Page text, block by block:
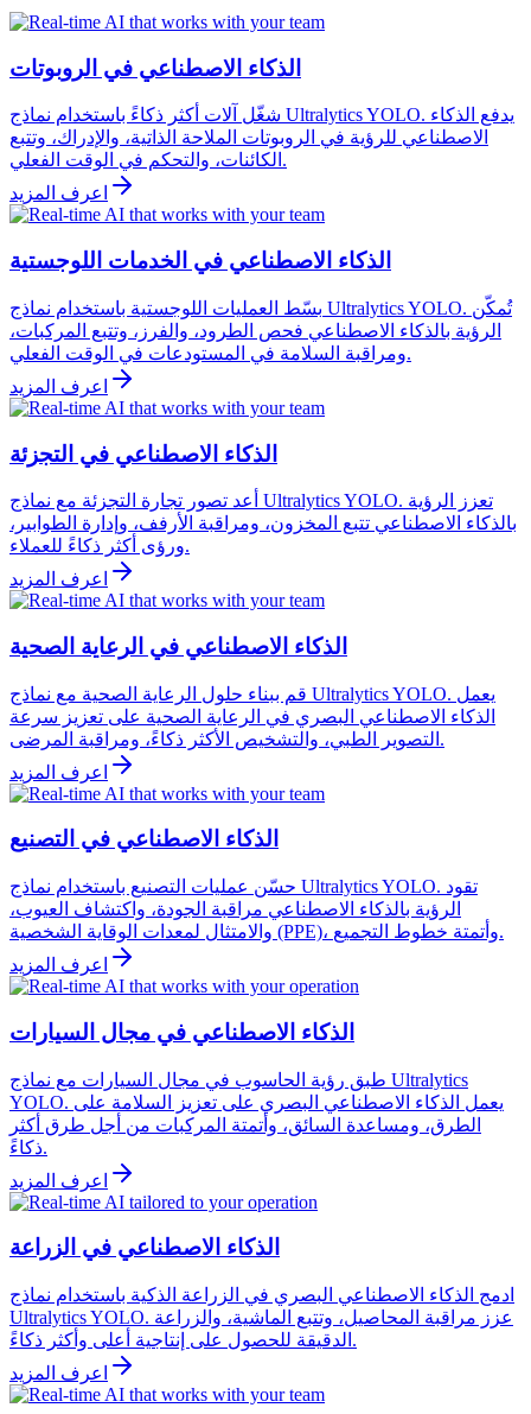
الذكاء الاصطناعي في الروبوتات
شغّل آلات أكثر ذكاءً باستخدام نماذج Ultralytics YOLO. يدفع الذكاء
الاصطناعي للرؤية في الروبوتات الملاحة الذاتية، والإدراك، وتتبع
الكائنات، والتحكم في الوقت الفعلي.
اعرف المزيد
الذكاء الاصطناعي في الخدمات اللوجستية
بسّط العمليات اللوجستية باستخدام نماذج Ultralytics YOLO. تُمكّن
الرؤية بالذكاء الاصطناعي فحص الطرود، والفرز، وتتبع المركبات،
ومراقبة السلامة في المستودعات في الوقت الفعلي.
اعرف المزيد
الذكاء الاصطناعي في التجزئة
أعد تصور تجارة التجزئة مع نماذج Ultralytics YOLO. تعزز الرؤية
بالذكاء الاصطناعي تتبع المخزون، ومراقبة الأرفف، وإدارة الطوابير،
ورؤى أكثر ذكاءً للعملاء.
اعرف المزيد
الذكاء الاصطناعي في الرعاية الصحية
قم ببناء حلول الرعاية الصحية مع نماذج Ultralytics YOLO. يعمل
الذكاء الاصطناعي البصري في الرعاية الصحية على تعزيز سرعة
التصوير الطبي، والتشخيص الأكثر ذكاءً، ومراقبة المرضى.
اعرف المزيد
الذكاء الاصطناعي في التصنيع
حسّن عمليات التصنيع باستخدام نماذج Ultralytics YOLO. تقود
الرؤية بالذكاء الاصطناعي مراقبة الجودة، واكتشاف العيوب،
والامتثال لمعدات الوقاية الشخصية (PPE)، وأتمتة خطوط التجميع.
اعرف المزيد
الذكاء الاصطناعي في مجال السيارات
طبق رؤية الحاسوب في مجال السيارات مع نماذج Ultralytics
YOLO. يعمل الذكاء الاصطناعي البصري على تعزيز السلامة على
الطرق، ومساعدة السائق، وأتمتة المركبات من أجل طرق أكثر
ذكاءً.
اعرف المزيد
الذكاء الاصطناعي في الزراعة
ادمج الذكاء الاصطناعي البصري في الزراعة الذكية باستخدام نماذج
Ultralytics YOLO. عزز مراقبة المحاصيل، وتتبع الماشية، والزراعة
الدقيقة للحصول على إنتاجية أعلى وأكثر ذكاءً.
اعرف المزيد